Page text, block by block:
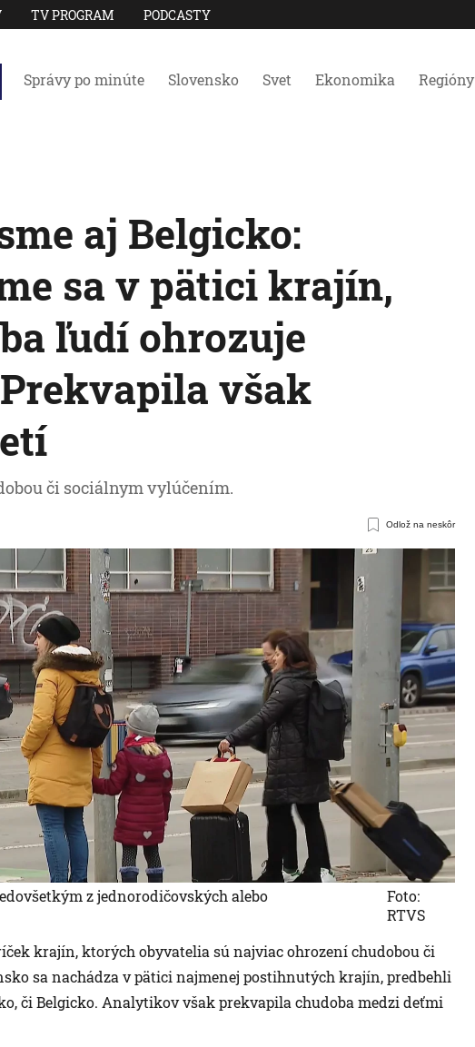
TV PROGRAM PODCASTY
Správy po minúte Slovensko Svet Ekonomika Regióny
aj Belgicko:
sa v pätici krajín,
ľudí ohrozuje
však
či sociálnym vylúčením.
Odlož na neskôr
z jednorodičovských alebo
Foto:
RTVS
krajín, ktorých obyvatelia sú najviac ohrození chudobou či
sa nachádza v pätici najmenej postihnutých krajín, predbehli
či Belgicko. Analytikov však prekvapila chudoba medzi deťmi